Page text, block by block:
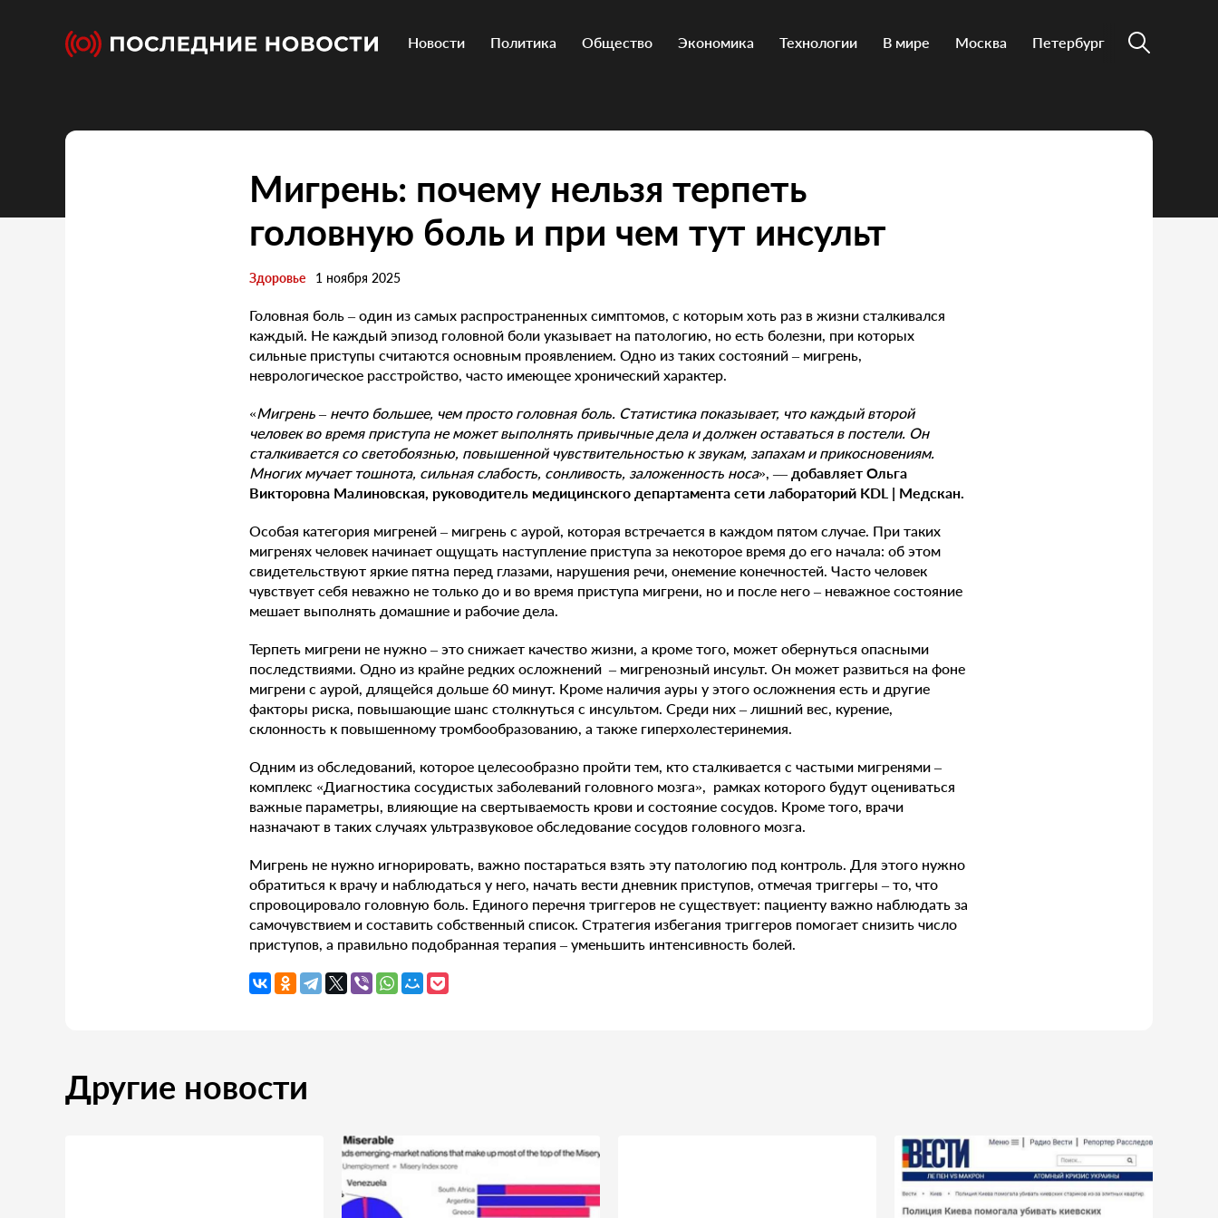
Новости Политика Общество Экономика Технологии В мире Москва Петербург
Мигрень: почему нельзя терпеть
головную боль и при чем тут инсульт
Здоровье 1 ноября 2025
Головная боль – один из самых распространенных симптомов, с которым хоть раз в жизни сталкивался
каждый. Не каждый эпизод головной боли указывает на патологию, но есть болезни, при которых
сильные приступы считаются основным проявлением. Одно из таких состояний – мигрень,
неврологическое расстройство, часто имеющее хронический характер.
«Мигрень – нечто большее, чем просто головная боль. Статистика показывает, что каждый второй
человек во время приступа не может выполнять привычные дела и должен оставаться в постели. Он
сталкивается со светобоязнью, повышенной чувствительностью к звукам, запахам и прикосновениям.
Многих мучает тошнота, сильная слабость, сонливость, заложенность носа», — добавляет Ольга
Викторовна Малиновская, руководитель медицинского департамента сети лабораторий KDL | Медскан.
Особая категория мигреней – мигрень с аурой, которая встречается в каждом пятом случае. При таких
мигренях человек начинает ощущать наступление приступа за некоторое время до его начала: об этом
свидетельствуют яркие пятна перед глазами, нарушения речи, онемение конечностей. Часто человек
чувствует себя неважно не только до и во время приступа мигрени, но и после него – неважное состояние
мешает выполнять домашние и рабочие дела.
Терпеть мигрени не нужно – это снижает качество жизни, а кроме того, может обернуться опасными
последствиями. Одно из крайне редких осложнений – мигренозный инсульт. Он может развиться на фоне
мигрени с аурой, длящейся дольше 60 минут. Кроме наличия ауры у этого осложнения есть и другие
факторы риска, повышающие шанс столкнуться с инсультом. Среди них – лишний вес, курение,
склонность к повышенному тромбообразованию, а также гиперхолестеринемия.
Одним из обследований, которое целесообразно пройти тем, кто сталкивается с частыми мигренями –
комплекс «Диагностика сосудистых заболеваний головного мозга», рамках которого будут оцениваться
важные параметры, влияющие на свертываемость крови и состояние сосудов. Кроме того, врачи
назначают в таких случаях ультразвуковое обследование сосудов головного мозга.
Мигрень не нужно игнорировать, важно постараться взять эту патологию под контроль. Для этого нужно
обратиться к врачу и наблюдаться у него, начать вести дневник приступов, отмечая триггеры – то, что
спровоцировало головную боль. Единого перечня триггеров не существует: пациенту важно наблюдать за
самочувствием и составить собственный список. Стратегия избегания триггеров помогает снизить число
приступов, а правильно подобранная терапия – уменьшить интенсивность болей.
Другие новости